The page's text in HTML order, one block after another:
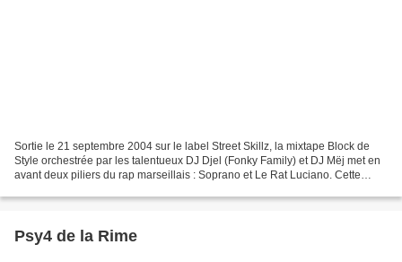
Sortie le 21 septembre 2004 sur le label Street Skillz, la mixtape Block de
Style orchestrée par les talentueux DJ Djel (Fonky Family) et DJ Mëj met en
avant deux piliers du rap marseillais : Soprano et Le Rat Luciano. Cette
Psy4 de la Rime